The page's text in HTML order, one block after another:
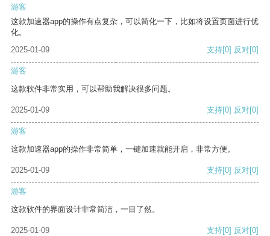
游客
这款加速器app的操作有点复杂，可以简化一下，比如将设置页面进行优
化。
2025-01-09
支持[0] 反对[0]
游客
这款软件非常实用，可以帮助我解决很多问题。
2025-01-09 支持[0] 反对[0]
游客
这款加速器app的操作非常简单，一键加速就能开启，非常方便。
2025-01-09 支持[0] 反对[0]
游客
这款软件的界面设计非常简洁，一目了然。
2025-01-09 支持[0] 反对[0]